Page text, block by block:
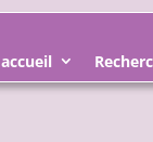
accueil